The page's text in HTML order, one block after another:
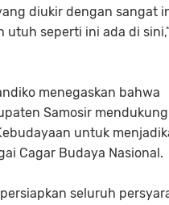
diukir dengan sangat
utuh seperti ini ada di
menegaskan bahwa
Samosir
untuk
Cagar Budaya Nasional.
seluruh